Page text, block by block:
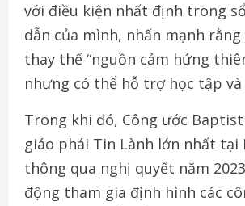
với điều kiện nhất định trong
dẫn của mình, nhấn mạnh
thay thế “nguồn cảm hứng
nhưng có thể hỗ trợ học tập và
Trong khi đó, Công ước
giáo phái Tin Lành lớn nhất tại
thông qua nghị quyết năm
động tham gia định hình các